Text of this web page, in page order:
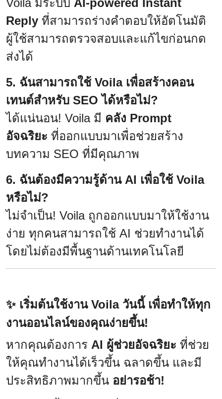
Voila มีระบบ AI-powered Instant
Reply ที่สามารถร่างคำตอบให้อัตโนมัติ
ผู้ใช้สามารถตรวจสอบและแก้ไขก่อนกด
ส่งได้
5. ฉันสามารถใช้ Voila เพื่อสร้างคอน
เทนต์สำหรับ SEO ได้หรือไม่?
ได้แน่นอน! Voila มี คลัง Prompt
อัจฉริยะ ที่ออกแบบมาเพื่อช่วยสร้าง
บทความ SEO ที่มีคุณภาพ
6. ฉันต้องมีความรู้ด้าน AI เพื่อใช้ Voila
หรือไม่?
ไม่จำเป็น! Voila ถูกออกแบบมาให้ใช้งาน
ง่าย ทุกคนสามารถใช้ AI ช่วยทำงานได้
โดยไม่ต้องมีพื้นฐานด้านเทคโนโลยี
✨ เริ่มต้นใช้งาน Voila วันนี้ เพื่อทำให้ทุก
งานออนไลน์ของคุณง่ายขึ้น!
หากคุณต้องการ AI ผู้ช่วยอัจฉริยะ ที่ช่วย
ให้คุณทำงานได้เร็วขึ้น ฉลาดขึ้น และมี
ประสิทธิภาพมากขึ้น อย่ารอช้า!